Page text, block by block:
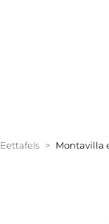
Eettafels Montavilla